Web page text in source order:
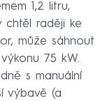
1,2 litru,
chtěl raději ke
může sáhnout
75 kW.
s manuální
výbavě (a